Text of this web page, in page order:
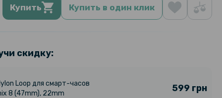
Купить Купить в один клик
скидку:
Loop для смарт-часов
8 (47mm), 22mm
599 грн